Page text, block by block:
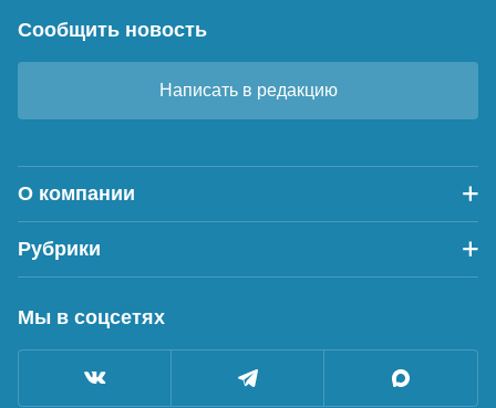
Сообщить новость
Написать в редакцию
О компании
Рубрики
Мы в соцсетях